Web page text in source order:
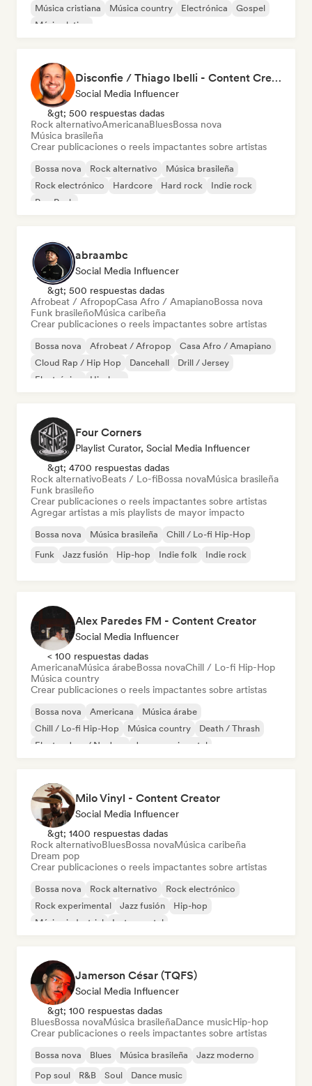
Música cristiana
Música country Electrónica
Gospel
Música latina
Disconfie / Thiago Ibelli - Content Creator
Social Media Influencer
&gt; 500 respuestas dadas
Rock alternativoAmericanaBluesBossa nova
Música brasileña
Crear publicaciones o reels impactantes sobre artistas
Bossa nova Rock alternativo
Música brasileña
Rock electrónico
Hardcore Hard rock
Indie rock
Pop Punk
abraambc
Social Media Influencer
&gt; 500 respuestas dadas
Afrobeat / AfropopCasa Afro / AmapianoBossa nova
Funk brasileñoMúsica caribeña
Crear publicaciones o reels impactantes sobre artistas
Bossa nova Afrobeat / Afropop
Casa Afro / Amapiano
Cloud Rap / Hip Hop
Dancehall
Drill / Jersey
Electrónica
Hip-hop
Four Corners
Playlist Curator, Social Media Influencer
&gt; 4700 respuestas dadas
Rock alternativoBeats / Lo-fiBossa novaMúsica brasileña
Funk brasileño
Crear publicaciones o reels impactantes sobre artistas
Agregar artistas a mis playlists de mayor impacto
Bossa nova Música brasileña
Chill / Lo-fi Hip-Hop
Funk
Jazz fusión Hip-hop Indie folk Indie rock
Alex Paredes FM - Content Creator
Social Media Influencer
< 100 respuestas dadas
AmericanaMúsica árabeBossa novaChill / Lo-fi Hip-Hop
Música country
Crear publicaciones o reels impactantes sobre artistas
Bossa nova Americana
Música árabe
Chill / Lo-fi Hip-Hop
Música country
Death / Thrash
Electro Jazz / Nu Jazz
Jazz experimental
Milo Vinyl - Content Creator
Social Media Influencer
&gt; 1400 respuestas dadas
Rock alternativoBluesBossa novaMúsica caribeña
Dream pop
Crear publicaciones o reels impactantes sobre artistas
Bossa nova Rock alternativo
Rock electrónico
Rock experimental
Jazz fusión
Hip-hop
Música industrial
Instrumental
Jamerson César (TQFS)
Social Media Influencer
&gt; 100 respuestas dadas
BluesBossa novaMúsica brasileñaDance musicHip-hop
Crear publicaciones o reels impactantes sobre artistas
Bossa nova Blues Música brasileña
Jazz moderno
Pop soul
R&B Soul Dance music